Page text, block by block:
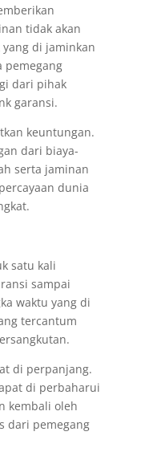
tidak akan
di jaminkan
pemegang
dari pihak
garansi.
keuntungan.
dari biaya-
serta jaminan
dunia
satu kali
sampai
waktu yang di
tercantum
di perpanjang.
di perbaharui
kembali oleh
dari pemegang